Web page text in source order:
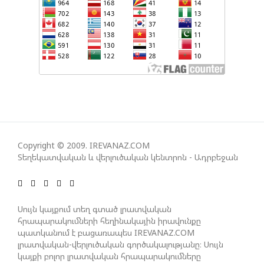
ՇԱՐՈՒՆԱԿՎՈՒՄ Է «ՄԵԾ ՎԵՐԱԴԱՐՁ» ԾՐԱԳՐԻ
ԻՐԱԿԱՆԱՑՈՒՄԸ
ՄԻԽԵԻԼ ԿԱՎԵԼԱՇՎԻԼԻ. ԱԴՐԲԵՋԱՆԸ, ԹՈՒՐՔԻԱՆ,
ՉԻՆԱՍՏԱՆԸ ԲԱՐՁՐ ԵՆ ԳՆԱՀԱՏՈՒՄ ՎՐԱՍՏԱՆԻ
ՉԵՉԵԼԱՇՎԻԼԻՆ ԱԴՐԲԵՋԱՆ-ԳԵՐՄԱՆԻԱ ԵՐԿԿՈՂՄ
ՌԱԶՄԱՎԱՐԱԿԱՆ ԳՈՐԾԸՆԿԵՐՈՒԹՅԱՆ ՄԱՍԻՆ
Copyright © 2009. IREVANAZ.COM
Տեղեկատվական և վերլուծական կենտրոն - Ադրբեջան
Սույն կայքում տեղ գտած լրատվական
հրապարակումների հեղինակային իրավունքը
պատկանում է բացառապես IREVANAZ.COM
լրատվական-վերլուծական գործակալությանը։ Սույն
կայքի բոլոր լրատվական հրապարակումները